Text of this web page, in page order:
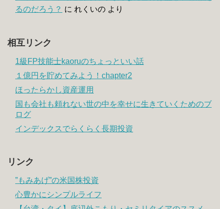
るのだろう？ に れくいの より
相互リンク
1級FP技能士kaoruのちょっといい話
１億円を貯めてみよう！chapter2
ほったらかし資産運用
国も会社も頼れない世の中を幸せに生きていくためのブ
ログ
インデックスでらくらく長期投資
リンク
”もみあげ”の米国株投資
心豊かにシンプルライフ